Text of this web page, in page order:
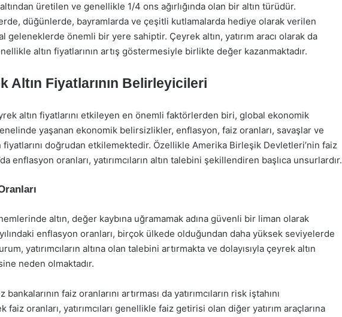
üretilen ve genellikle 1/4 ons ağırlığında olan bir altın türüdür.
düğünlerde, bayramlarda ve çeşitli kutlamalarda hediye olarak verilen
geleneklerde önemli bir yere sahiptir. Çeyrek altın, yatırım aracı olarak da
altın fiyatlarının artış göstermesiyle birlikte değer kazanmaktadır.
Altın Fiyatlarının Belirleyicileri
altın fiyatlarını etkileyen en önemli faktörlerden biri, global ekonomik
yaşanan ekonomik belirsizlikler, enflasyon, faiz oranları, savaşlar ve
doğrudan etkilemektedir. Özellikle Amerika Birleşik Devletleri’nin faiz
enflasyon oranları, yatırımcıların altın talebini şekillendiren başlıca unsurlardır.
altın, değer kaybına uğramamak adına güvenli bir liman olarak
enflasyon oranları, birçok ülkede olduğundan daha yüksek seviyelerde
yatırımcıların altına olan talebini artırmakta ve dolayısıyla çeyrek altın
neden olmaktadır.
faiz oranlarını artırması da yatırımcıların risk iştahını
faiz oranları, yatırımcıları genellikle faiz getirisi olan diğer yatırım araçlarına